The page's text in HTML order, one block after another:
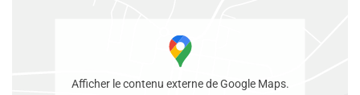
Afficher le contenu externe de Google Maps.